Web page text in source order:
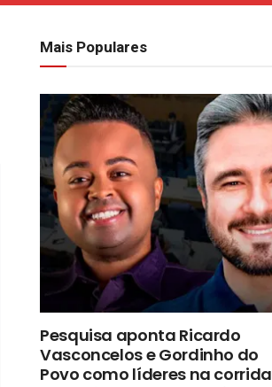
Mais Populares
Pesquisa aponta Ricardo
Vasconcelos e Gordinho do
Povo como líderes na corrida